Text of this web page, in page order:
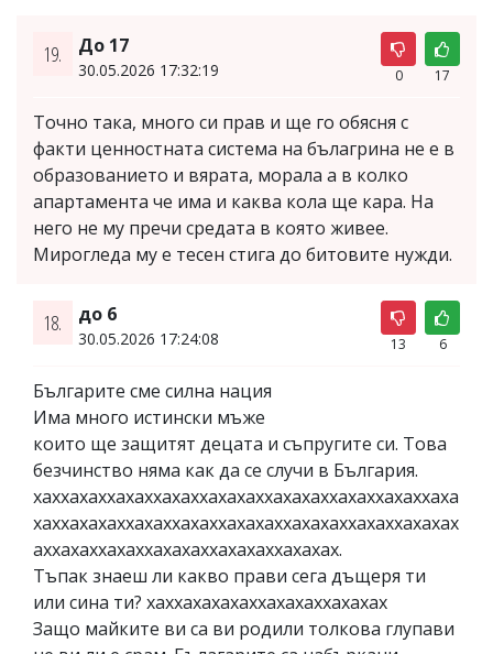
19. До 17
30.05.2026 17:32:19 0 17
Точно така, много си прав и ще го обясня с
факти ценностната система на бълагрина не е в
образованието и вярата, морала а в колко
апартамента че има и каква кола ще кара. На
него не му пречи средата в която живее.
Мирогледа му е тесен стига до битовите нужди.
18. до 6
30.05.2026 17:24:08 13 6
Българите сме силна нация
Има много истински мъже
които ще защитят децата и съпругите си. Това
безчинство няма как да се случи в България.
хаххахаххахаххахаххахахаххахахаххахаххахаххаха
хаххахахаххахаххахаххахахаххахахаххахаххахахах
аххахаххахаххахахаххахахаххахахах.
Тъпак знаеш ли какво прави сега дъщеря ти
или сина ти? хаххахахахаххахахаххахахах
Защо майките ви са ви родили толкова глупави